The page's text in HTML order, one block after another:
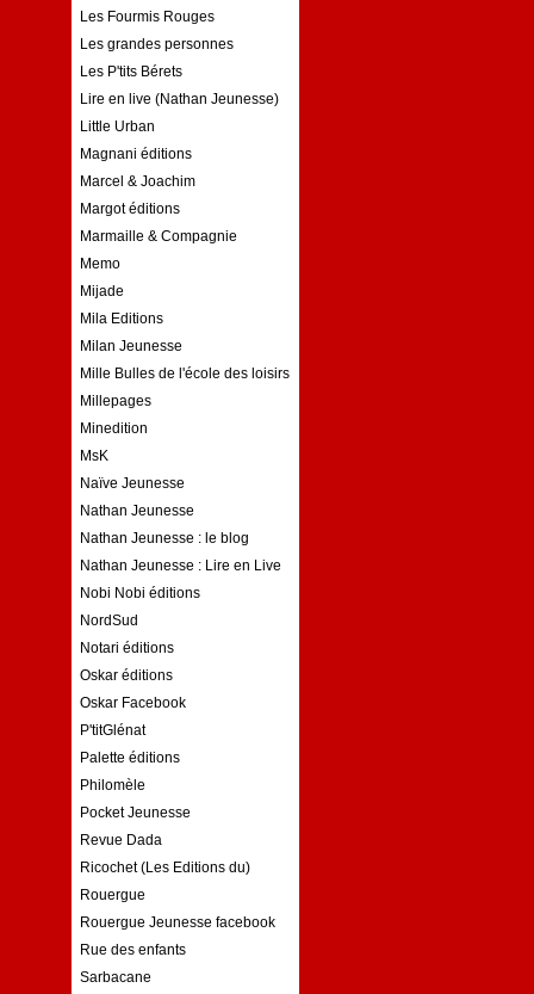
Les Fourmis Rouges
Les grandes personnes
Les P'tits Bérets
Lire en live (Nathan Jeunesse)
Little Urban
Magnani éditions
Marcel & Joachim
Margot éditions
Marmaille & Compagnie
Memo
Mijade
Mila Editions
Milan Jeunesse
Mille Bulles de l'école des loisirs
Millepages
Minedition
MsK
Naïve Jeunesse
Nathan Jeunesse
Nathan Jeunesse : le blog
Nathan Jeunesse : Lire en Live
Nobi Nobi éditions
NordSud
Notari éditions
Oskar éditions
Oskar Facebook
P'titGlénat
Palette éditions
Philomèle
Pocket Jeunesse
Revue Dada
Ricochet (Les Editions du)
Rouergue
Rouergue Jeunesse facebook
Rue des enfants
Sarbacane